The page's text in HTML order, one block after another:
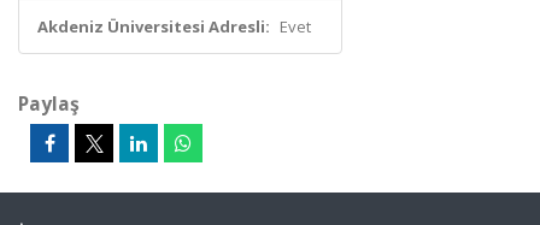
Akdeniz Üniversitesi Adresli: Evet
Paylaş